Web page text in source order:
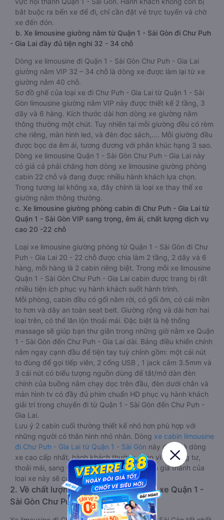
cầu và mang lại sự thoải mái nhất cho hành khách. Cũng với
kích thước nhỏ gọn, đa số các hãng xe limousine đi Chư Pưh
- Gia Lai đều hỗ trợ trung chuyển đón trả khách trong khu
vực nội thành Quận 1 - Sài Gòn. Hành khách không còn bị
bắt buộc ra bến xe để đi, chỉ cần đặt vé trực tuyến và chờ
xe đến đón.
b. Xe limousine giường nằm từ Quận 1 - Sài Gòn đi Chư Pưh
- Gia Lai đầy đủ tiện nghi 32 - 34 chỗ
Dòng xe limousine đi Quận 1 - Sài Gòn Chư Pưh - Gia Lai
giường nằm VIP 32 – 34 chỗ là dòng xe được làm lại từ xe
giường nằm 40 chỗ.
Sơ đồ ghế của loại xe đi Chư Pưh - Gia Lai từ Quận 1 - Sài
Gòn limousine giường nằm VIP này được thiết kế 2 tầng, 3
dãy và 6 hàng. Kích thước dài hơn dòng xe giường nằm
thông thường một chút. Tuy nhiên tại mỗi giường đều có rèm
che riêng, màn hình led, và đèn đọc sách,…. Mỗi giường đều
được bọc da êm ái, tương đương với phân khúc hạng 3 sao.
Dòng xe limousine Quận 1 - Sài Gòn Chư Pưh - Gia Lai này
có giá cả phải chăng hơn dòng xe limousine giường phòng
cabin 22 chỗ và đang được nhiều hành khách lựa chọn.
Trong tương lai không xa, đây chính là loại xe thay thế xe
giường nằm thông thường.
c. Xe limousine giường phòng cabin đi Chư Pưh - Gia Lai từ
Quận 1 - Sài Gòn VIP sang trọng, êm ái, chất lượng dịch vụ
cao 20 -22 chỗ
Loại xe limousine giường phòng từ Quận 1 - Sài Gòn đi Chư
Pưh - Gia Lai 20 - 22 chỗ được chia làm 2 tầng, 2 dãy và 6
hàng, mỗi hàng là 2 cabin riêng biệt. Trong mỗi xe limousine
Quận 1 - Sài Gòn Chư Pưh - Gia Lai cabin được trang bị rất
nhiều tiện ích phục vụ hành khách suốt hành trình.
Mỗi phòng, cabin đều có gối nằm rời, có gối ôm, có cái mền
to hơn và dây an toàn seat belt. Giường rộng và dài hơn hai
loại trên, có thể lăn lộn thoải mái. Đặc biệt là hệ thống
massage sẽ giúp bạn thư giãn trong những giờ nằm xe Quận
1 - Sài Gòn đến Chư Pưh - Gia Lai dài. Bảng điều khiển chính
nằm ngay cạnh đầu để tiện tay tuỳ chỉnh gồm: một cái nút
to đùng để gọi tiếp viên, 2 cổng USB , 1 jack cắm 3.5mm và
3 cái nút có biểu tượng nguồn dùng để tắt/mở dàn đèn
chính của buồng nằm chạy dọc trên đầu, đèn dưới chân và
màn hình tv có đầy đủ phim chuẩn HD phục vụ hành khách
giải trí trong chuyến đi từ Quận 1 - Sài Gòn đến Chư Pưh -
Gia Lai.
Lưu ý 2 cabin cuối thường thiết kế nhỏ hơn phù hợp với
những người có thân hình nhỏ nhắn. Dòng
xe cabin limousine
đi Chư Pưh - Gia Lai từ Quận 1 - Sài Gònnày đang là dòng
xe cao cấp nhất, hành khách thường chọn vì sự riêng tư,
thoải mái, sang trọng và tiện nghi. Tất nhiên giá thành của
loại xe này sẽ cao hơn các loại khác.